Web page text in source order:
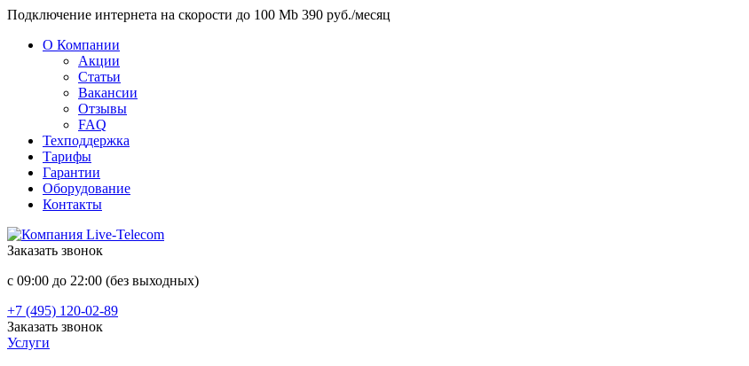
Подключение интернета на скорости до 100 Mb 390 руб./месяц
О Компании
Акции
Статьи
Вакансии
Отзывы
FAQ
Техподдержка
Тарифы
Гарантии
Оборудование
Контакты
Заказать звонок
с 09:00 до 22:00 (без выходных)
+7 (495) 120-02-89
Заказать звонок
Услуги